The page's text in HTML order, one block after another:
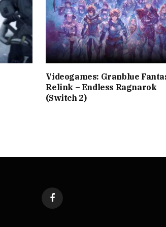
Videogames: Granblue
Relink – Endless Ragnarok
(Switch 2)
Facebook